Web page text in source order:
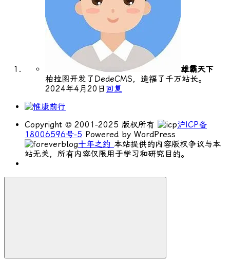
雄霸天下
柏拉图开发了DedeCMS，造福了千万站长。
2024年4月20日 回复
Copyright © 2001-2025 版权所有
沪ICP备
18006596号-5 Powered by WordPress
十年之约 本站提供的内容版权争议与本
站无关，所有内容仅限用于学习和研究目的。